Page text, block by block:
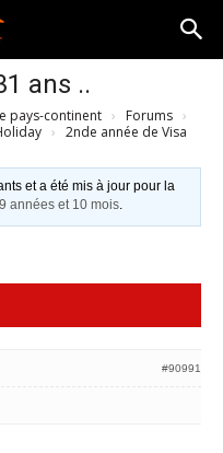
ans ..
pays-continent › Forums ›
› 2nde année de Visa
et a été mis à jour pour la
années et 10 mois.
#90991